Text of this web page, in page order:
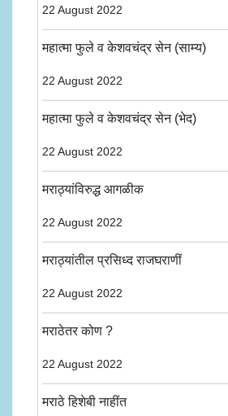
22 August 2022
महात्मा फुले व केशवचंद्र सेन (साम्य)
22 August 2022
महात्मा फुले व केशवचंद्र सेन (भेद)
22 August 2022
मराठ्यांविरुद्ध आगळीक
22 August 2022
मराठ्यांतील प्रसिध्द राजघराणीं
22 August 2022
मराठेतर कोण ?
22 August 2022
मराठे हिशेबी नाहींत